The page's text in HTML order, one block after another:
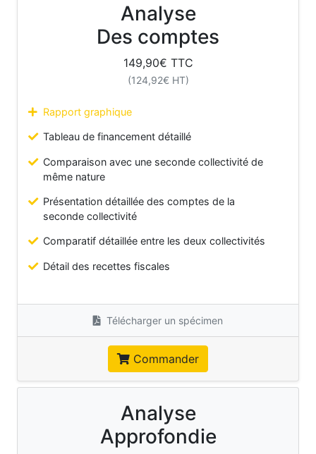
Analyse
Des comptes
149,90€ TTC
(124,92€ HT)
Rapport graphique
Tableau de financement détaillé
Comparaison avec une seconde collectivité de
même nature
Présentation détaillée des comptes de la
seconde collectivité
Comparatif détaillée entre les deux collectivités
Détail des recettes fiscales
Télécharger un spécimen
Commander
Analyse
Approfondie